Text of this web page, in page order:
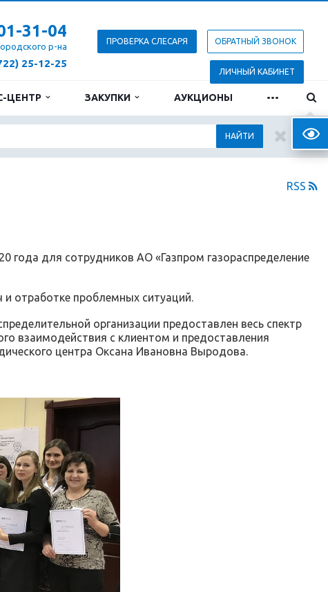
31-04
р-на
25-12-25
ПРОВЕРКА СЛЕСАРЯ ОБРАТНЫЙ ЗВОНОК
ЛИЧНЫЙ КАБИНЕТ
ЦЕНТР ЗАКУПКИ АУКЦИОНЫ ...
НАЙТИ
RSS
года для сотрудников АО «Газпром газораспределение
и отработке проблемных ситуаций.
организации предоставлен весь спектр
взаимодействия с клиентом и предоставления
центра Оксана Ивановна Выродова.